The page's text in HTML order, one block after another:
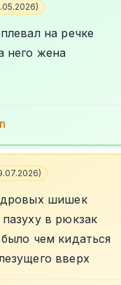
)
на речке
него жена
)
шишек
в рюкзак
чем кидаться
вверх